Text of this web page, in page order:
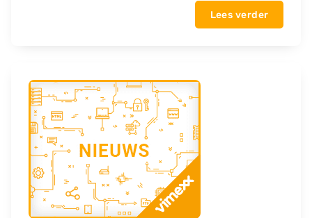
Lees verder